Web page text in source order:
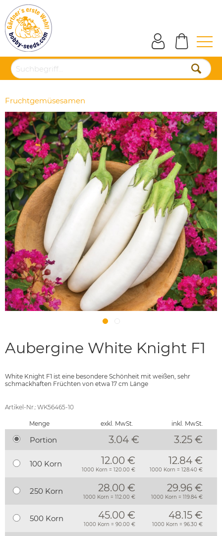
Fruchtgemüsesamen
Aubergine White Knight F1
White Knight F1 ist eine besondere Schönheit mit weißen, sehr
schmackhaften Früchten von etwa 17 cm Länge
Artikel-Nr.: WK56465-10
Menge exkl. MwSt. inkl. MwSt.
Portion 3.04 € 3.25 €
100 Korn 12.00 €
1000 Korn = 120.00 €
12.84 €
1000 Korn = 128.40 €
250 Korn 28.00 €
1000 Korn = 112.00 €
29.96 €
1000 Korn = 119.84 €
500 Korn 45.00 €
1000 Korn = 90.00 €
48.15 €
1000 Korn = 96.30 €